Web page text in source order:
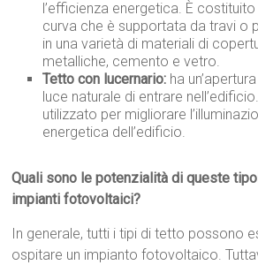
l’efficienza energetica. È
curva che è supportata da travi o
in una varietà di materiali di
metalliche, cemento e vetro.
Tetto con lucernario: ha
luce naturale di entrare
utilizzato per migliorare
energetica dell’edificio.
Quali sono le potenzialità di queste
impianti fotovoltaici?
In generale, tutti i tipi di tetto possono
ospitare un impianto fotovoltaico.